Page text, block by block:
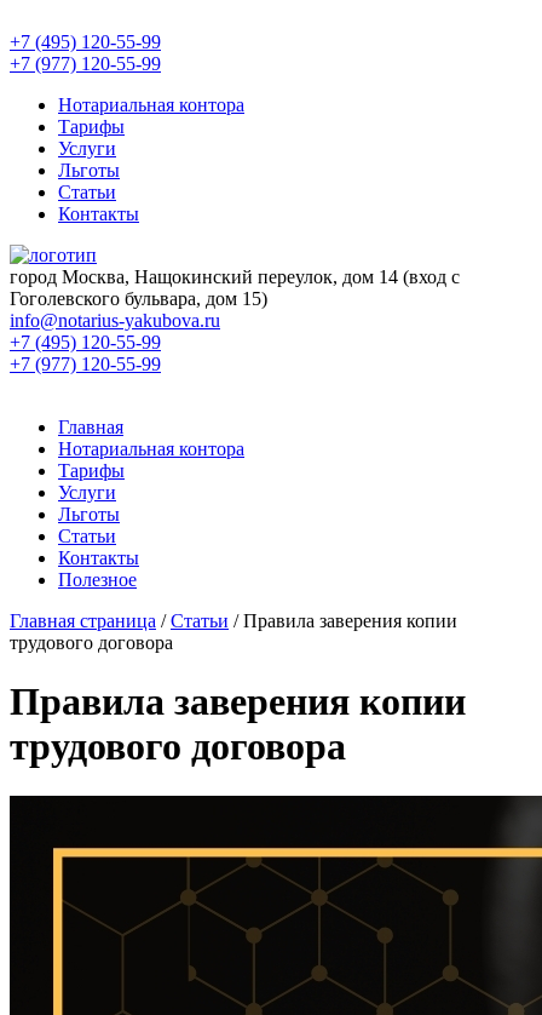
+7 (495) 120-55-99
+7 (977) 120-55-99
Нотариальная контора
Тарифы
Услуги
Льготы
Статьи
Контакты
город Москва, Нащокинский переулок, дом 14 (вход с
Гоголевского бульвара, дом 15)
info@notarius-yakubova.ru
+7 (495) 120-55-99
+7 (977) 120-55-99
Главная
Нотариальная контора
Тарифы
Услуги
Льготы
Статьи
Контакты
Полезное
Главная страница / Статьи / Правила заверения копии
трудового договора
Правила заверения копии
трудового договора